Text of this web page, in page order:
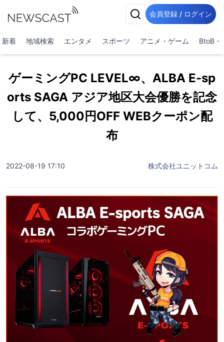
会員登録 / ログイン
新着 地域検索 エンタメ スポーツ アニメ・ゲーム BtoB・
ゲーミングPC LEVEL∞、ALBA E-sp
orts SAGA アジア地区大会優勝を記念
して、5,000円OFF WEBクーポン配
布
2022-08-19 17:10 株式会社ユニットコム